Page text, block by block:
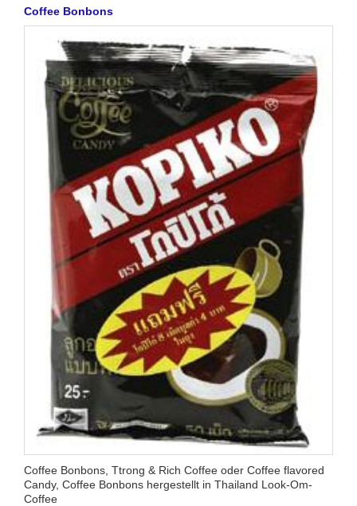
Coffee Bonbons
Coffee Bonbons, Ttrong & Rich Coffee oder Coffee flavored
Candy, Coffee Bonbons hergestellt in Thailand Look-Om-
Coffee